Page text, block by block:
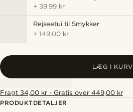
+ 39,99 kr
Rejseetui til Smykker
+149,00 kr
LÆG I KURV
Fragt 34,00 kr - Gratis over 449,00 kr
PRODUKTDETALJER